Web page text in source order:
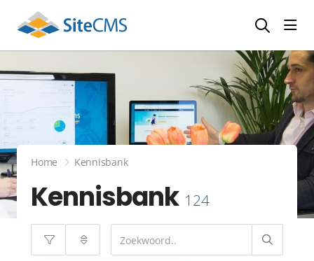
Home Kennisbank
Kennisbank 124